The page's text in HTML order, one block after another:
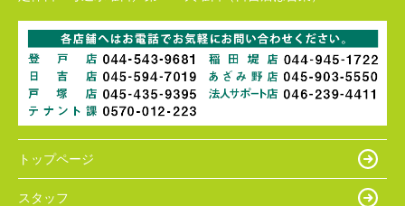
トップページ
スタッフ